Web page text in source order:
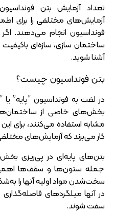
تعداد آزمایش بتن
آزمایش‌های مختلفی را برای
فونداسیون انجام می‌دهند.
ساختمان‌ سازی، سازه‌ای باکیفیت
آشنا شوید.
بتن فونداسیون چیست؟
در لغت به فونداسیون “پایه”
بخش‌های خاصی از
مشابه استفاده می‌کنند،
کار می‌برند که آزمایش‌های
بتن‌های پایه‌ای در پی‌ریزی
جمله ستون‌ها و سقف‌ها اهمیت
سخت‌شدن مواد اولیه آنها را
در آنها میلگرد‌های فاصله‌گذاری‌
سفت شوند.